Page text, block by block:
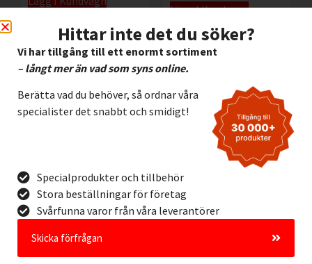
Offertförfrågan
Lägg I Kundvagn
Offertförfrågan
Rattventillås i
polypropen för ratt Ø
165-254 mm. Brady
065563
Hopfällbart
plast för ratt Ø 76–178
mm. Brady 148648
Hittar inte det du söker?
Vi har tillgång till ett enormt sortiment
– långt mer än vad som syns online.
Berätta vad du behöver, så ordnar våra
specialister det snabbt och smidigt!
Specialprodukter och tillbehör
Stora beställningar för företag
Svårfunna varor från våra leverantörer
Skicka förfrågan